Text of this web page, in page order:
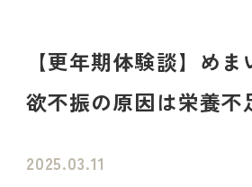
【更年期体験談】め
欲不振の原因は栄養不
2025.03.11